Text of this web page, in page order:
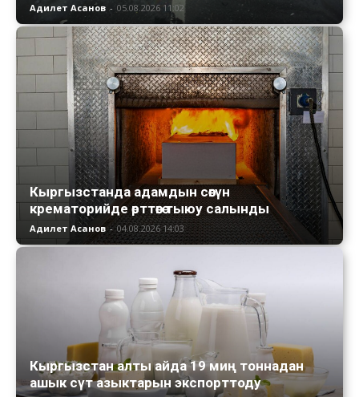
Адилет Асанов - 05.08.2026 11:02
Кыргызстанда адамдын сөөгүн
крематорийде өрттөөгө тыюу салынды
Адилет Асанов - 04.08.2026 14:03
Кыргызстан алты айда 19 миң тоннадан
ашык сүт азыктарын экспорттоду